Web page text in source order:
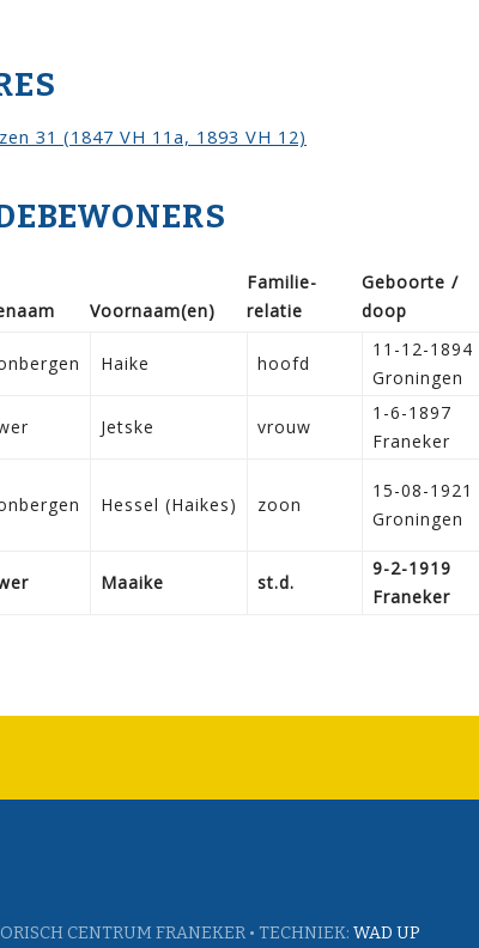
31 (1847 VH 11a, 1893 VH 12)
Voor­naam(en)
Familie­
relatie
Geboorte /
doop
Haike hoofd
11-12-1894
Groningen
Jetske vrouw
1-6-1897
Franeker
Hessel (Haikes) zoon
15-08-1921
Groningen
Maaike st.d.
9-2-1919
Franeker
CENTRUM FRANEKER • TECHNIEK: WAD UP